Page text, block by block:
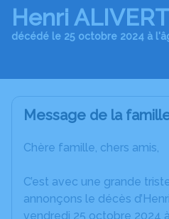
Henri
décédé le 25 octobre 2024 à
Message de la
Chère famille, chers amis,
C’est avec une grande
annonçons le décès
vendredi 25 octobre 2024